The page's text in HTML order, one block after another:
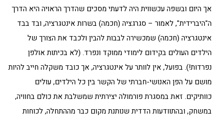
אך היום ובשפה עכשווית היה לדעתי מסכים שהדרך הראויה היא הדרך
ה"היברידית", לאמור – סגרגציה (חכמה) בשרות אינטגרציה, ובד בבד
אינטגרציה (חכמה) שמכשירה לבבות להבין ולכבד את הצורך של
הילדים העולים בקידום לימודי ממוקד ונפרד. (לא בכיתות אולפן
נפרדות!). בפועל, אין לוותר על אינטגרציה, אך כובד משקלה חייב להיות
מושם על הפן האנושי-חברתי של הקשר בין כל הילדים, עולים
כוותיקים. זאת במסגרת פורמולה יצירתית שמשלבת את כולם בחוויה,
במשחק, ובהתוודעות הדדית שנותנת מקום כבר מההתחלה, לכוחות